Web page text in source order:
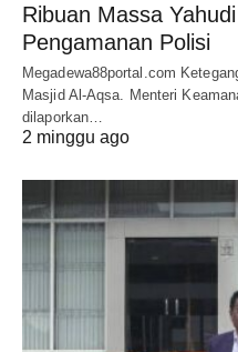
Ribuan Massa
Pengamanan Polisi
Megadewa88portal.com
Masjid Al-Aqsa. Menteri
dilaporkan…
2 minggu ago